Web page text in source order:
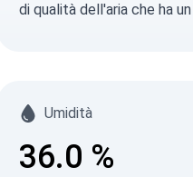
di qualità dell'aria che ha
Umidità
36.0 %